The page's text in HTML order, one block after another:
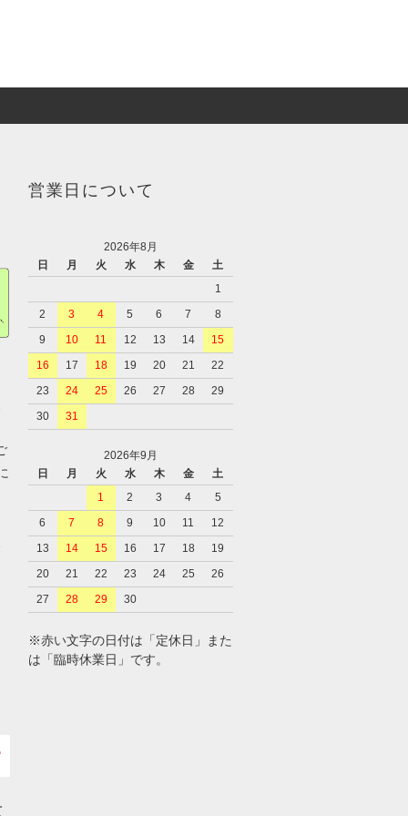
営業日について
2026年8月
日
月 火 水 木 金
土
1
2
3 4 5 6 7
8
9
10 11 12 13 14
15
16
17 18 19 20 21
22
23
24 25 26 27 28
29
30
31
2026年9月
日
月 火 水 木 金
土
1
2 3 4
5
6
7 8 9 10 11
12
13
14 15 16 17 18
19
20
21 22 23 24 25
26
27
28 29 30
※赤い文字の日付は「定休日」また
は「臨時休業日」です。